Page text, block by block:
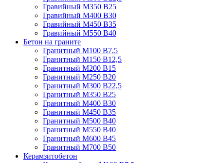
Гравийный М350 В25
Гравийный М400 В30
Гравийный М450 В35
Гравийный М550 В40
Бетон на граните
Гранитный М100 В7,5
Гранитный М150 В12,5
Гранитный М200 В15
Гранитный М250 В20
Гранитный М300 В22,5
Гранитный М350 В25
Гранитный М400 В30
Гранитный М450 В35
Гранитный М500 В40
Гранитный М550 В40
Гранитный М600 В45
Гранитный М700 В50
Керамзитобетон